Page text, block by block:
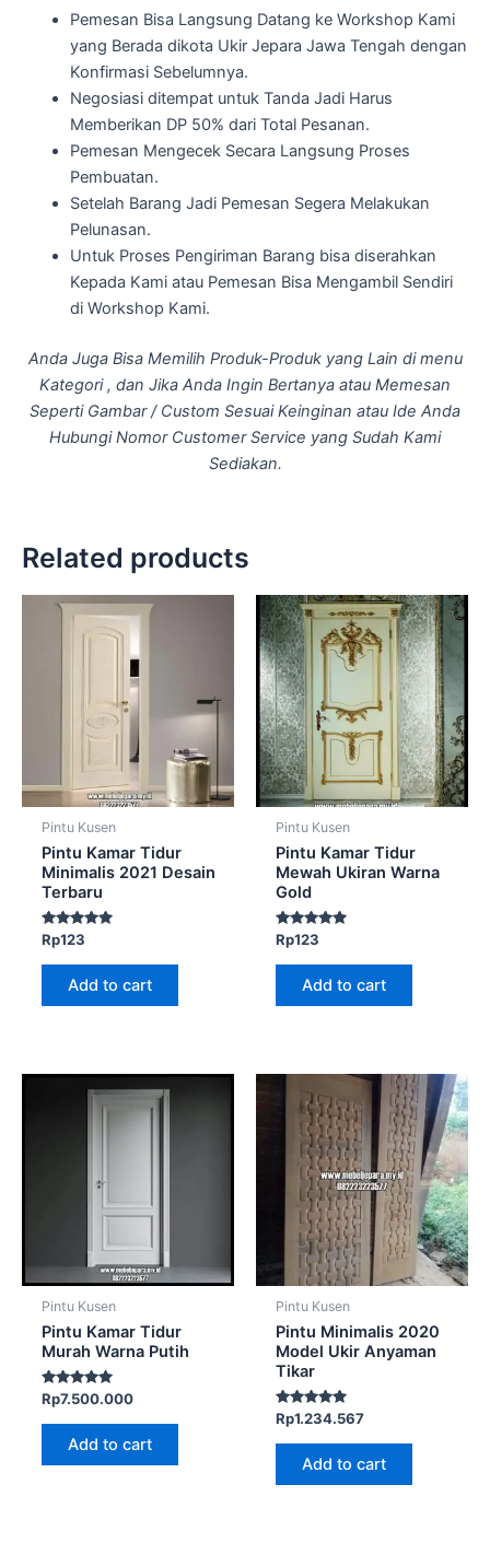
Pemesan Bisa Langsung Datang ke Workshop Kami
yang Berada dikota Ukir Jepara Jawa Tengah dengan
Konfirmasi Sebelumnya.
Negosiasi ditempat untuk Tanda Jadi Harus
Memberikan DP 50% dari Total Pesanan.
Pemesan Mengecek Secara Langsung Proses
Pembuatan.
Setelah Barang Jadi Pemesan Segera Melakukan
Pelunasan.
Untuk Proses Pengiriman Barang bisa diserahkan
Kepada Kami atau Pemesan Bisa Mengambil Sendiri
di Workshop Kami.
Anda Juga Bisa Memilih Produk-Produk yang Lain di menu
Kategori , dan Jika Anda Ingin Bertanya atau Memesan
Seperti Gambar / Custom Sesuai Keinginan atau Ide Anda
Hubungi Nomor Customer Service yang Sudah Kami
Sediakan.
Related products
Pintu Kusen
Pintu Kamar Tidur
Minimalis 2021 Desain
Terbaru
Rated
5.00
out of 5
Rp123
Add to cart
Pintu Kusen
Pintu Kamar Tidur
Mewah Ukiran Warna
Gold
Rated
5.00
out of 5
Rp123
Add to cart
Pintu Kusen
Pintu Kamar Tidur
Murah Warna Putih
Rated
5.00
out of 5
Rp7.500.000
Add to cart
Pintu Kusen
Pintu Minimalis 2020
Model Ukir Anyaman
Tikar
Rated
5.00
out of 5
Rp1.234.567
Add to cart